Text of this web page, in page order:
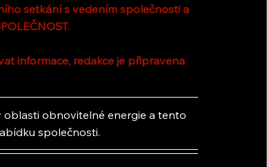
setkání s vedením společnosti a
informace, redakce je připravena
oblasti obnovitelné energie a tento
společnosti.